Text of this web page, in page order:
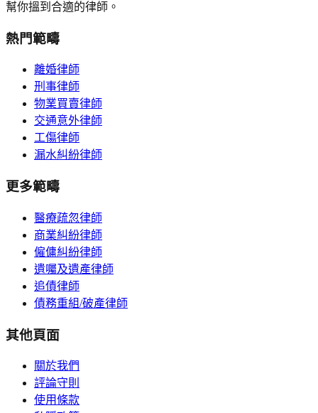
幫你搵到合適的律師。
熱門範疇
離婚律師
刑事律師
物業買賣律師
交通意外律師
工傷律師
漏水糾紛律師
更多範疇
醫療疏忽律師
商業糾紛律師
僱傭糾紛律師
遺囑及遺產律師
追債律師
債務重組/破產律師
其他頁面
關於我們
評論守則
使用條款